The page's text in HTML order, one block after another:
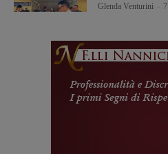
Glenda Venturini